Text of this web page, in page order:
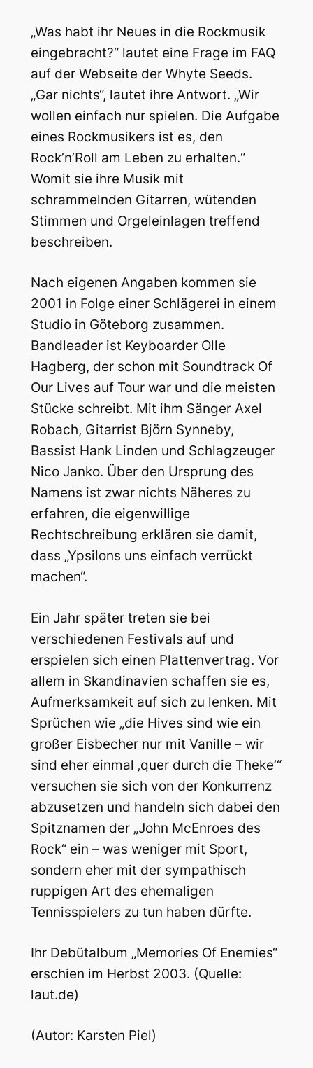
„Was habt ihr Neues in die Rockmusik
eingebracht?“ lautet eine Frage im FAQ
auf der Webseite der Whyte Seeds.
„Gar nichts“, lautet ihre Antwort. „Wir
wollen einfach nur spielen. Die Aufgabe
eines Rockmusikers ist es, den
Rock’n’Roll am Leben zu erhalten.“
Womit sie ihre Musik mit
schrammelnden Gitarren, wütenden
Stimmen und Orgeleinlagen treffend
beschreiben.
Nach eigenen Angaben kommen sie
2001 in Folge einer Schlägerei in einem
Studio in Göteborg zusammen.
Bandleader ist Keyboarder Olle
Hagberg, der schon mit Soundtrack Of
Our Lives auf Tour war und die meisten
Stücke schreibt. Mit ihm Sänger Axel
Robach, Gitarrist Björn Synneby,
Bassist Hank Linden und Schlagzeuger
Nico Janko. Über den Ursprung des
Namens ist zwar nichts Näheres zu
erfahren, die eigenwillige
Rechtschreibung erklären sie damit,
dass „Ypsilons uns einfach verrückt
machen“.
Ein Jahr später treten sie bei
verschiedenen Festivals auf und
erspielen sich einen Plattenvertrag. Vor
allem in Skandinavien schaffen sie es,
Aufmerksamkeit auf sich zu lenken. Mit
Sprüchen wie „die Hives sind wie ein
großer Eisbecher nur mit Vanille – wir
sind eher einmal ‚quer durch die Theke’“
versuchen sie sich von der Konkurrenz
abzusetzen und handeln sich dabei den
Spitznamen der „John McEnroes des
Rock“ ein – was weniger mit Sport,
sondern eher mit der sympathisch
ruppigen Art des ehemaligen
Tennisspielers zu tun haben dürfte.
Ihr Debütalbum „Memories Of Enemies“
erschien im Herbst 2003. (Quelle:
laut.de)
(Autor: Karsten Piel)